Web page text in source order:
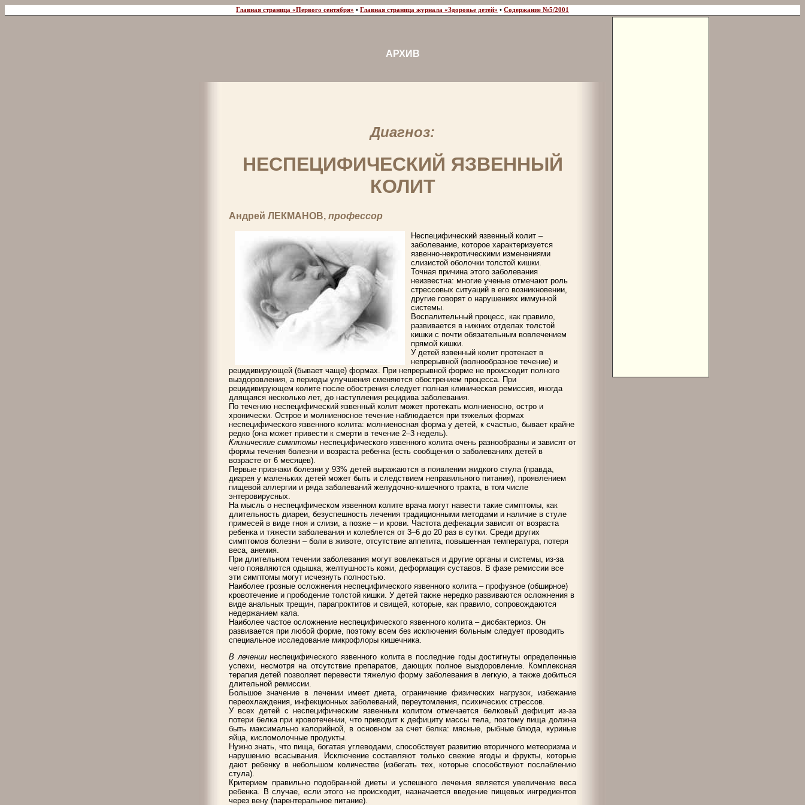
Главная страница «Первого сентября» • Главная страница журнала «Здоровье детей» • Содержание №5/2001
АРХИВ
Диагноз:
НЕСПЕЦИФИЧЕСКИЙ ЯЗВЕННЫЙ
КОЛИТ
Андрей ЛЕКМАНОВ, профессор
Неспецифический язвенный колит –
заболевание, которое характеризуется
язвенно-некротическими изменениями
слизистой оболочки толстой кишки.
Точная причина этого заболевания
неизвестна: многие ученые отмечают роль
стрессовых ситуаций в его возникновении,
другие говорят о нарушениях иммунной
системы.
Воспалительный процесс, как правило,
развивается в нижних отделах толстой
кишки с почти обязательным вовлечением
прямой кишки.
У детей язвенный колит протекает в
непрерывной (волнообразное течение) и
рецидивирующей (бывает чаще) формах. При непрерывной форме не происходит полного
выздоровления, а периоды улучшения сменяются обострением процесса. При
рецидивирующем колите после обострения следует полная клиническая ремиссия, иногда
длящаяся несколько лет, до наступления рецидива заболевания.
По течению неспецифический язвенный колит может протекать молниеносно, остро и
хронически. Острое и молниеносное течение наблюдается при тяжелых формах
неспецифического язвенного колита: молниеносная форма у детей, к счастью, бывает крайне
редко (она может привести к смерти в течение 2–3 недель).
Клинические симптомы неспецифического язвенного колита очень разнообразны и зависят от
формы течения болезни и возраста ребенка (есть сообщения о заболеваниях детей в
возрасте от 6 месяцев).
Первые признаки болезни у 93% детей выражаются в появлении жидкого стула (правда,
диарея у маленьких детей может быть и следствием неправильного питания), проявлением
пищевой аллергии и ряда заболеваний желудочно-кишечного тракта, в том числе
энтеровирусных.
На мысль о неспецифическом язвенном колите врача могут навести такие симптомы, как
длительность диареи, безуспешность лечения традиционными методами и наличие в стуле
примесей в виде гноя и слизи, а позже – и крови. Частота дефекации зависит от возраста
ребенка и тяжести заболевания и колеблется от 3–6 до 20 раз в сутки. Среди других
симптомов болезни – боли в животе, отсутствие аппетита, повышенная температура, потеря
веса, анемия.
При длительном течении заболевания могут вовлекаться и другие органы и системы, из-за
чего появляются одышка, желтушность кожи, деформация суставов. В фазе ремиссии все
эти симптомы могут исчезнуть полностью.
Наиболее грозные осложнения неспецифического язвенного колита – профузное (обширное)
кровотечение и прободение толстой кишки. У детей также нередко развиваются осложнения в
виде анальных трещин, парапроктитов и свищей, которые, как правило, сопровождаются
недержанием кала.
Наиболее частое осложнение неспецифического язвенного колита – дисбактериоз. Он
развивается при любой форме, поэтому всем без исключения больным следует проводить
специальное исследование микрофлоры кишечника.
В лечениинеспецифического язвенного колита в последние годы достигнуты определенные
успехи, несмотря на отсутствие препаратов, дающих полное выздоровление. Комплексная
терапия детей позволяет перевести тяжелую форму заболевания в легкую, а также добиться
длительной ремиссии.
Большое значение в лечении имеет диета, ограничение физических нагрузок, избежание
переохлаждения, инфекционных заболеваний, переутомления, психических стрессов.
У всех детей с неспецифическим язвенным колитом отмечается белковый дефицит из-за
потери белка при кровотечении, что приводит к дефициту массы тела, поэтому пища должна
быть максимально калорийной, в основном за счет белка: мясные, рыбные блюда, куриные
яйца, кисломолочные продукты.
Нужно знать, что пища, богатая углеводами, способствует развитию вторичного метеоризма и
нарушению всасывания. Исключение составляют только свежие ягоды и фрукты, которые
дают ребенку в небольшом количестве (избегать тех, которые способствуют послаблению
стула).
Критерием правильно подобранной диеты и успешного лечения является увеличение веса
ребенка. В случае, если этого не происходит, назначается введение пищевых ингредиентов
через вену (парентеральное питание).